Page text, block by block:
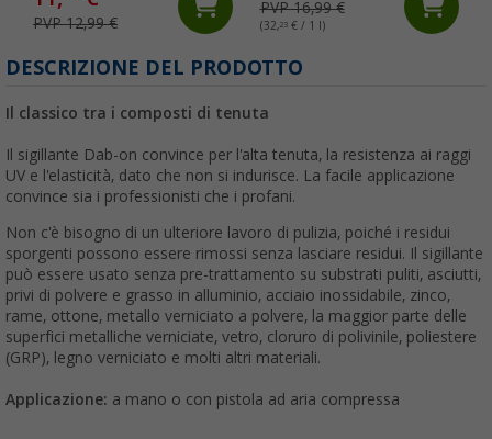
PVP 12,99 €
PVP 16,99 €
(32,23€ / 1 l)
DESCRIZIONE DEL PRODOTTO
Il classico tra i composti di tenuta
Il sigillante Dab-on convince per l'alta tenuta, la resistenza ai raggi
UV e l'elasticità, dato che non si indurisce. La facile applicazione
convince sia i professionisti che i profani.
Non c'è bisogno di un ulteriore lavoro di pulizia, poiché i residui
sporgenti possono essere rimossi senza lasciare residui. Il sigillante
può essere usato senza pre-trattamento su substrati puliti, asciutti,
privi di polvere e grasso in alluminio, acciaio inossidabile, zinco,
rame, ottone, metallo verniciato a polvere, la maggior parte delle
superfici metalliche verniciate, vetro, cloruro di polivinile, poliestere
(GRP), legno verniciato e molti altri materiali.
Applicazione: a mano o con pistola ad aria compressa